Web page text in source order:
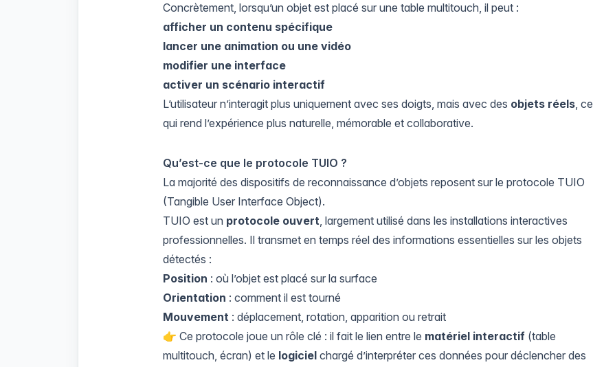
Concrètement, lorsqu’un objet est placé sur une table multitouch, il peut :
afficher un contenu spécifique
lancer une animation ou une vidéo
modifier une interface
activer un scénario interactif
L’utilisateur n’interagit plus uniquement avec ses doigts, mais avec des objets réels, ce
qui rend l’expérience plus naturelle, mémorable et collaborative.
Qu’est-ce que le protocole TUIO ?
La majorité des dispositifs de reconnaissance d’objets reposent sur le protocole TUIO
(Tangible User Interface Object).
TUIO est un protocole ouvert, largement utilisé dans les installations interactives
professionnelles. Il transmet en temps réel des informations essentielles sur les objets
détectés :
Position : où l’objet est placé sur la surface
Orientation : comment il est tourné
Mouvement : déplacement, rotation, apparition ou retrait
👉 Ce protocole joue un rôle clé : il fait le lien entre le matériel interactif (table
multitouch, écran) et le logiciel chargé d’interpréter ces données pour déclencher des